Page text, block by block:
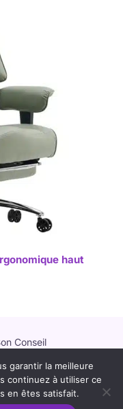
haut
Conseil
garantir la meilleure
continuez à utiliser ce
en êtes satisfait.